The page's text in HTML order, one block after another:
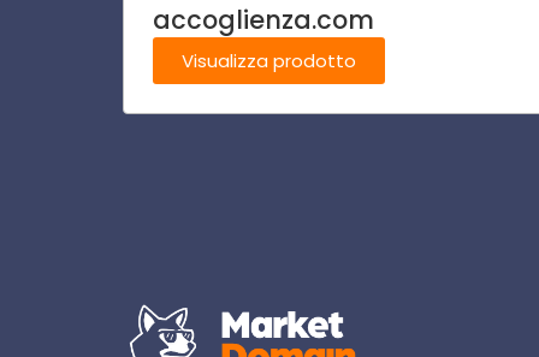
accoglienza.com
Visualizza prodotto